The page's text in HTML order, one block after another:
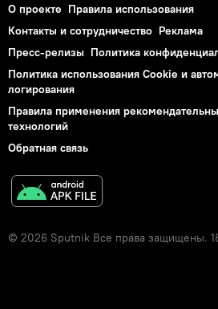
О проекте Правила использования
Контакты и сотрудничество Реклама
Пресс-релизы Политика
Политика использования Cookie и
логирования
Правила применения
технологий
Обратная связь
© 2026 Sputnik Все права защищены.